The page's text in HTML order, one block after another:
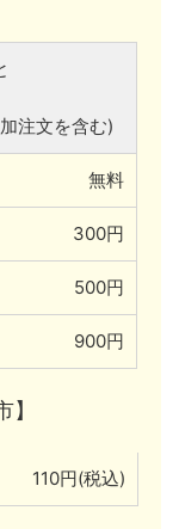
注文を含む)
無料
300円
500円
900円
110円(税込)